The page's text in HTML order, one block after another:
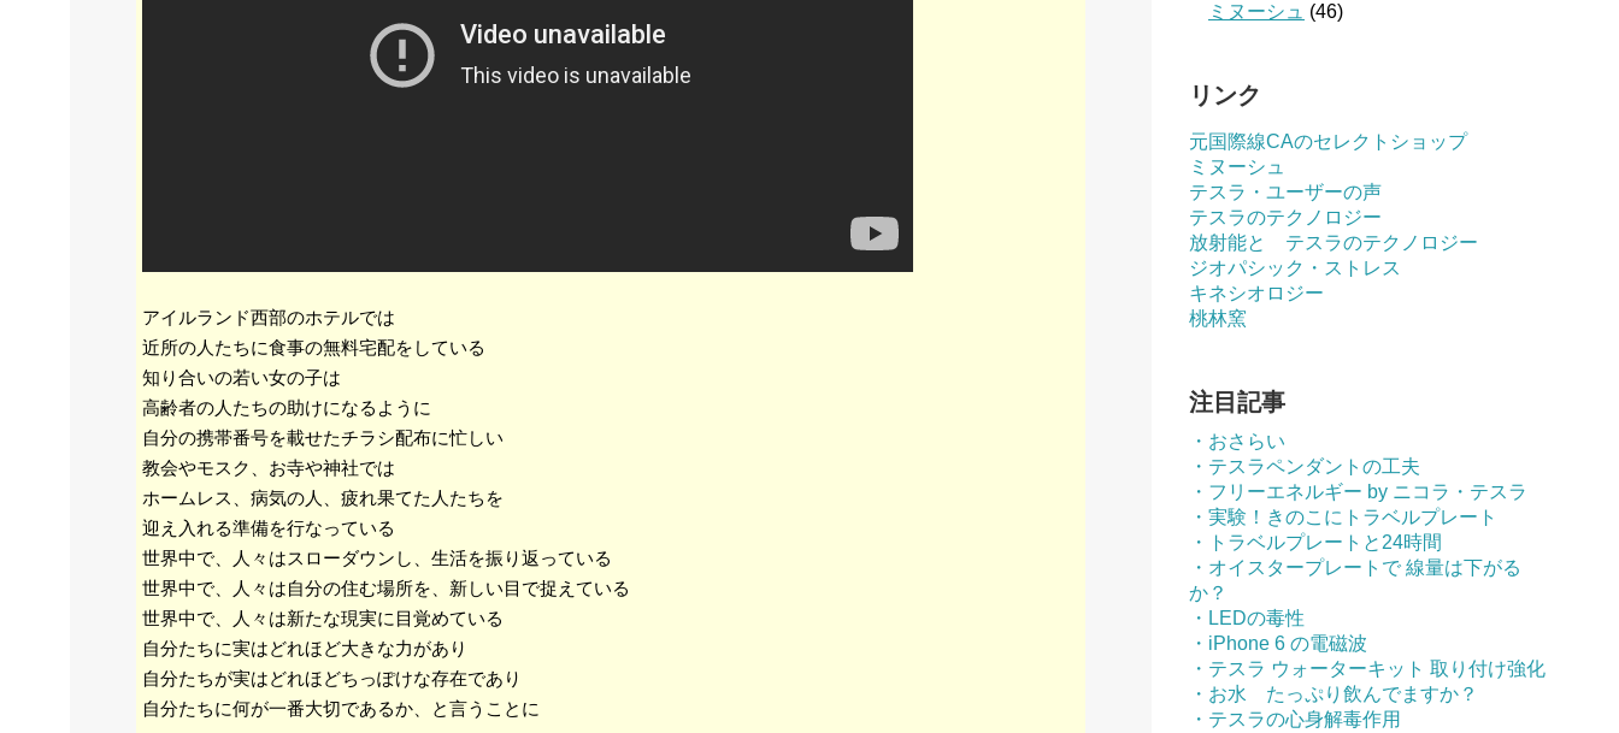
アイルランド西部のホテルでは
近所の人たちに食事の無料宅配をしている
知り合いの若い女の子は
高齢者の人たちの助けになるように
自分の携帯番号を載せたチラシ配布に忙しい
教会やモスク、お寺や神社では
ホームレス、病気の人、疲れ果てた人たちを
迎え入れる準備を行なっている
世界中で、人々はスローダウンし、生活を振り返っている
世界中で、人々は自分の住む場所を、新しい目で捉えている
世界中で、人々は新たな現実に目覚めている
自分たちに実はどれほど大きな力があり
自分たちが実はどれほどちっぽけな存在であり
自分たちに何が一番大切であるか、と言うことに
ミヌーシュ (46)
リンク
元国際線CAのセレクトショップ
ミヌーシュ
テスラ・ユーザーの声
テスラのテクノロジー
放射能と テスラのテクノロジー
ジオパシック・ストレス
キネシオロジー
桃林窯
注目記事
・おさらい
・テスラペンダントの工夫
・フリーエネルギー by ニコラ・テスラ
・実験！きのこにトラベルプレート
・トラベルプレートと24時間
・オイスタープレートで 線量は下がる
か？
・LEDの毒性
・iPhone 6 の電磁波
・テスラ ウォーターキット 取り付け強化
・お水 たっぷり飲んでますか？
・テスラの心身解毒作用